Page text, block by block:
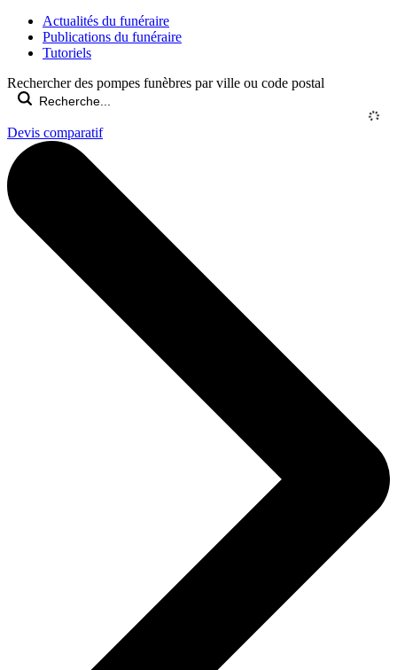
Actualités du funéraire
Publications du funéraire
Tutoriels
Rechercher des pompes funèbres par ville ou code postal
Devis comparatif